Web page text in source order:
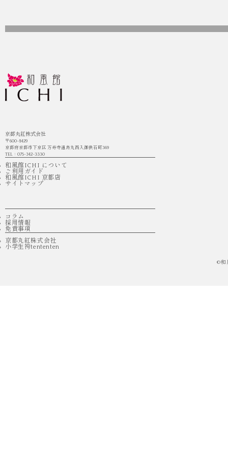
京都丸紅株式会社
〒600-8429
京都府京都市下京区 万寿寺通烏丸西入御供石町369
TEL：075-342-3330
和風館ICHI について
ご利用ガイド
和風館ICHI 京都店
サイトマップ
コラム
採用情報
免責事項
京都丸紅株式会社
小学生袴tententen
©和